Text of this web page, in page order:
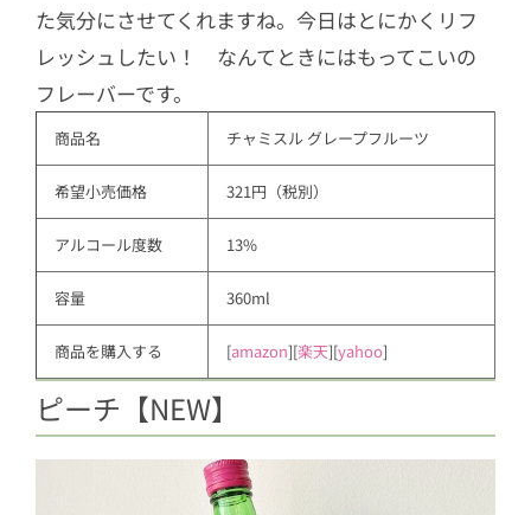
た気分にさせてくれますね。今日はとにかくリフ
レッシュしたい！ なんてときにはもってこいの
フレーバーです。
商品名 チャミスル グレープフルーツ
希望小売価格 321円（税別）
アルコール度数 13%
容量 360ml
商品を購入する [amazon][楽天][yahoo]
ピーチ【NEW】